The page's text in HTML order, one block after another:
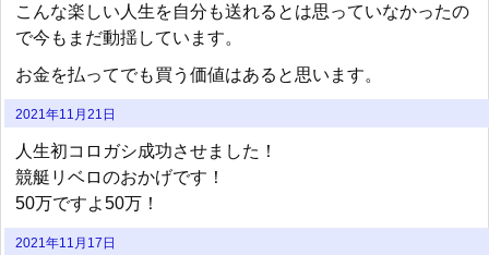
こんな楽しい人生を自分も送れるとは思っていなかったの
で今もまだ動揺しています。
お金を払ってでも買う価値はあると思います。
2021年11月21日
人生初コロガシ成功させました！
競艇リベロのおかげです！
50万ですよ50万！
2021年11月17日